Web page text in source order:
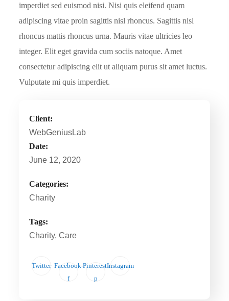
imperdiet sed euismod nisi. Nisi quis eleifend quam
adipiscing vitae proin sagittis nisl rhoncus. Sagittis nisl
rhoncus mattis rhoncus urna. Mauris vitae ultricies leo
integer. Elit eget gravida cum sociis natoque. Amet
consectetur adipiscing elit ut aliquam purus sit amet luctus.
Vulputate mi quis imperdiet.
Client:
WebGeniusLab
Date:
June 12, 2020
Categories:
Charity
Tags:
Charity, Care
Twitter Facebook-
f
Pinterest-
p
Instagram